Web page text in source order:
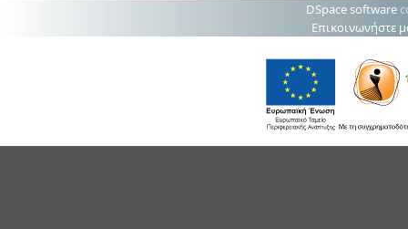
DSpace software
Επικοινωνήστε